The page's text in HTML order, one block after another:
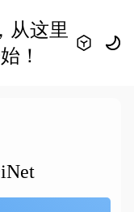
从这里
！